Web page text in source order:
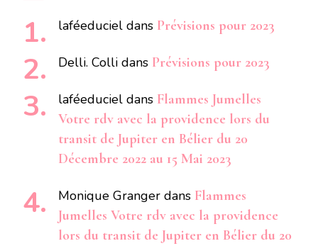
laféeduciel dans Prévisions pour 2023
Delli. Colli dans Prévisions pour 2023
laféeduciel dans Flammes Jumelles
Votre rdv avec la providence lors du
transit de Jupiter en Bélier du 20
Décembre 2022 au 15 Mai 2023
Monique Granger dans Flammes
Jumelles Votre rdv avec la providence
lors du transit de Jupiter en Bélier du 20